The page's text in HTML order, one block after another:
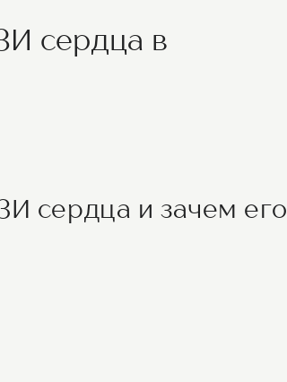
сердца в
сердца и зачем его